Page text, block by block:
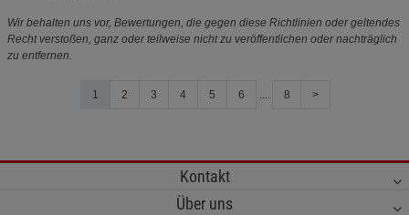
Wir behalten uns vor, Bewertungen, die gegen diese Richtlinien oder geltendes
Recht verstoßen, ganz oder teilweise nicht zu veröffentlichen oder nachträglich
zu entfernen.
1 2 3 4 5 6 .... 8 >
Kontakt
Über uns